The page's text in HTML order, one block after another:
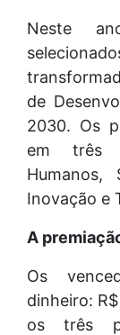
Neste
de
2030. Os
em três
Humanos,
Inovação e
A
Os
dinheiro:
os três